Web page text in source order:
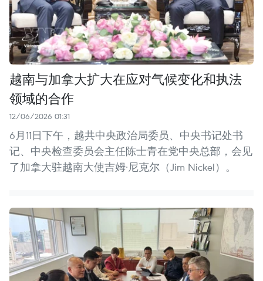
越南与加拿大扩大在应对气候变化和执法
领域的合作
12/06/2026 01:31
6月11日下午，越共中央政治局委员、中央书记处书
记、中央检查委员会主任陈士青在党中央总部，会见
了加拿大驻越南大使吉姆·尼克尔（Jim Nickel）。